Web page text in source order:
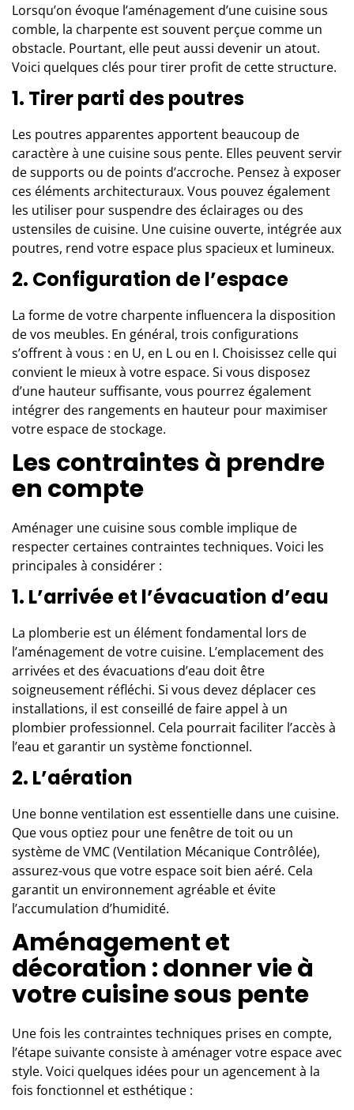
Lorsqu’on évoque l’aménagement d’une cuisine sous
comble, la charpente est souvent perçue comme un
obstacle. Pourtant, elle peut aussi devenir un atout.
Voici quelques clés pour tirer profit de cette structure.
1. Tirer parti des poutres
Les poutres apparentes apportent beaucoup de
caractère à une cuisine sous pente. Elles peuvent servir
de supports ou de points d’accroche. Pensez à exposer
ces éléments architecturaux. Vous pouvez également
les utiliser pour suspendre des éclairages ou des
ustensiles de cuisine. Une cuisine ouverte, intégrée aux
poutres, rend votre espace plus spacieux et lumineux.
2. Configuration de l’espace
La forme de votre charpente influencera la disposition
de vos meubles. En général, trois configurations
s’offrent à vous : en U, en L ou en I. Choisissez celle qui
convient le mieux à votre espace. Si vous disposez
d’une hauteur suffisante, vous pourrez également
intégrer des rangements en hauteur pour maximiser
votre espace de stockage.
Les contraintes à prendre
en compte
Aménager une cuisine sous comble implique de
respecter certaines contraintes techniques. Voici les
principales à considérer :
1. L’arrivée et l’évacuation d’eau
La plomberie est un élément fondamental lors de
l’aménagement de votre cuisine. L’emplacement des
arrivées et des évacuations d’eau doit être
soigneusement réfléchi. Si vous devez déplacer ces
installations, il est conseillé de faire appel à un
plombier professionnel. Cela pourrait faciliter l’accès à
l’eau et garantir un système fonctionnel.
2. L’aération
Une bonne ventilation est essentielle dans une cuisine.
Que vous optiez pour une fenêtre de toit ou un
système de VMC (Ventilation Mécanique Contrôlée),
assurez-vous que votre espace soit bien aéré. Cela
garantit un environnement agréable et évite
l’accumulation d’humidité.
Aménagement et
décoration : donner vie à
votre cuisine sous pente
Une fois les contraintes techniques prises en compte,
l’étape suivante consiste à aménager votre espace avec
style. Voici quelques idées pour un agencement à la
fois fonctionnel et esthétique :